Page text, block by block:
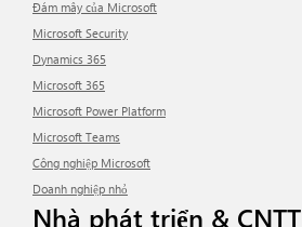
Đám mây của Microsoft
Microsoft Security
Dynamics 365
Microsoft 365
Microsoft Power Platform
Microsoft Teams
Công nghiệp Microsoft
Doanh nghiệp nhỏ
Nhà phát triển & CNTT